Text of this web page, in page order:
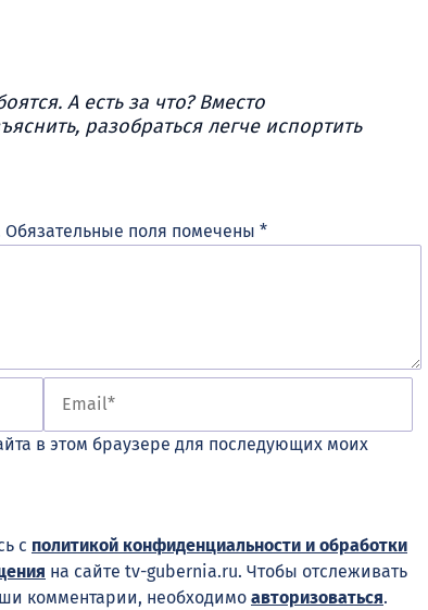
А есть за что? Вместо
разобраться легче испортить
Обязательные поля помечены *
в этом браузере для последующих моих
с политикой конфиденциальности и обработки
на сайте tv-gubernia.ru. Чтобы отслеживать
комментарии, необходимо авторизоваться.